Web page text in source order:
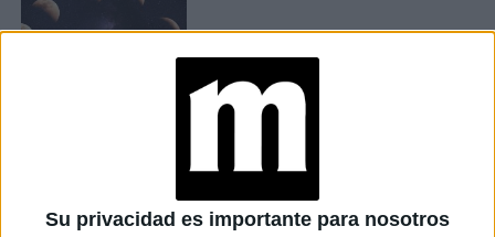
Su privacidad es importante para nosotros
Accedé a los beneficios para suscriptores
Contenidos exclusivos